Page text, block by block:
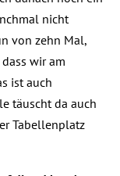
nicht
von zehn Mal,
wir am
ist auch
täuscht da auch
Tabellenplatz